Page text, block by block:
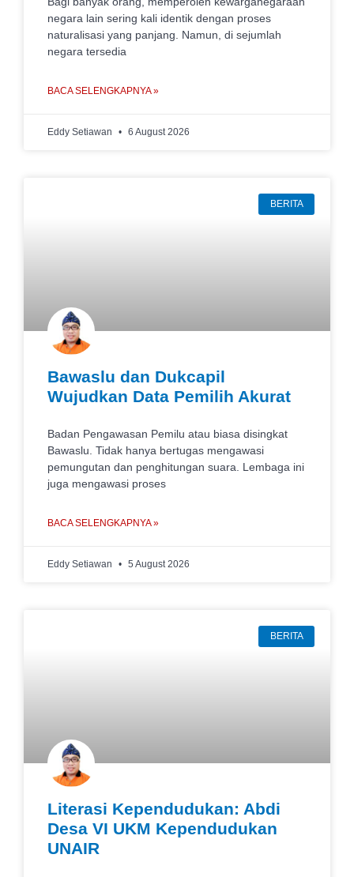
negara lain sering kali identik dengan proses
naturalisasi yang panjang. Namun, di sejumlah
negara tersedia
BACA SELENGKAPNYA »
Eddy Setiawan 6 August 2026
BERITA
Bawaslu dan Dukcapil
Wujudkan Data Pemilih Akurat
Badan Pengawasan Pemilu atau biasa disingkat
Bawaslu. Tidak hanya bertugas mengawasi
pemungutan dan penghitungan suara. Lembaga ini
juga mengawasi proses
BACA SELENGKAPNYA »
Eddy Setiawan 5 August 2026
BERITA
Literasi Kependudukan: Abdi
Desa VI UKM Kependudukan
UNAIR